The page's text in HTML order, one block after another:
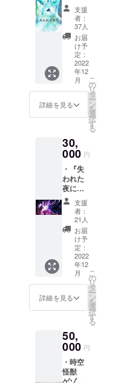
督解
説、
キャス
トコメ
ント、
スタッ
フ対
談、没
脚本、
未公開
映像）
100ペー
前クレ
ジット
※支援
時、必
ず備考
欄に掲
載を希
望され
るお名
前をご
記入く
ださ
い。 ※
本編映
像・完
全資料
集とも
URLを
支援者
様の
メール
アドレ
本編映
像(40
『海鳴
りのと
き』本
編映像
(40分)
・『海
鳴りの
とき』
完全資
料集
メイキ
ング、
制作記
録、完
成脚
本、絵
コン
テ、デ
ザイン
ワーク
ス、監
督解
説、
キャス
トコメ
ント、
スタッ
未公開
映像）
100ペー
ジほど
・ED名
支援
者：
37人
お届
け予
定：
2022
年12
月
詳細を見る
こ
の
リ
タ
ー
ン
を
選
択
す
る
30,
000 円
・『失
われた
夜に』
本編特
撮メイ
キング
(30分)
・『失
われた
夜に』
完全資
料集
（制作
記録、
完成脚
本、絵
テ、デ
ザイン
ワーク
ス、監
督解
支援
者：
21人
お届
け予
定：
2022
年12
月
詳細を見る
こ
の
リ
タ
ー
ン
を
選
択
す
る
50,
000 円
・時空
怪獣